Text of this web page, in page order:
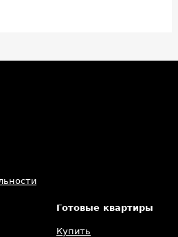
Готовые квартиры
Купить